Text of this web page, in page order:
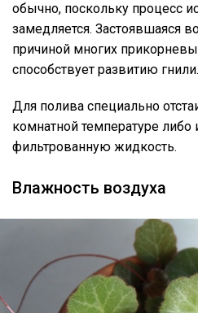
обычно, поскольку процесс
замедляется. Застоявшаяся
причиной многих
способствует развитию гнили.
Для полива специально
комнатной температуре либо
фильтрованную жидкость.
Влажность воздуха